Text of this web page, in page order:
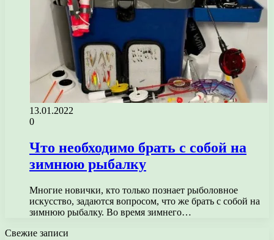
13.01.2022
0
Что необходимо брать с собой на
зимнюю рыбалку
Многие новички, кто только познает рыболовное
искусство, задаются вопросом, что же брать с собой на
зимнюю рыбалку. Во время зимнего…
Свежие записи